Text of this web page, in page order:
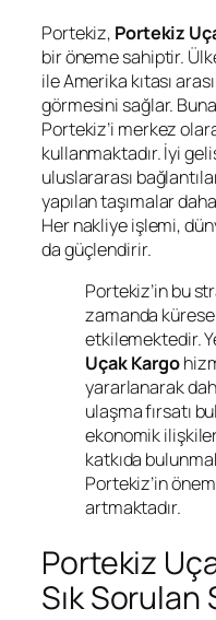
Portekiz, Portekiz
bir öneme sahiptir.
ile Amerika kıtası
görmesini sağlar.
Portekiz’i merkez
kullanmaktadır. İyi
uluslararası
yapılan taşımalar
Her nakliye işlemi,
da güçlendirir.
Portekiz’in bu
zamanda
etkilemektedir.
Uçak Kargo
yararlanarak
ulaşma fırsatı
ekonomik
katkıda
Portekiz’in
artmaktadır.
Portekiz
Sık Sorulan